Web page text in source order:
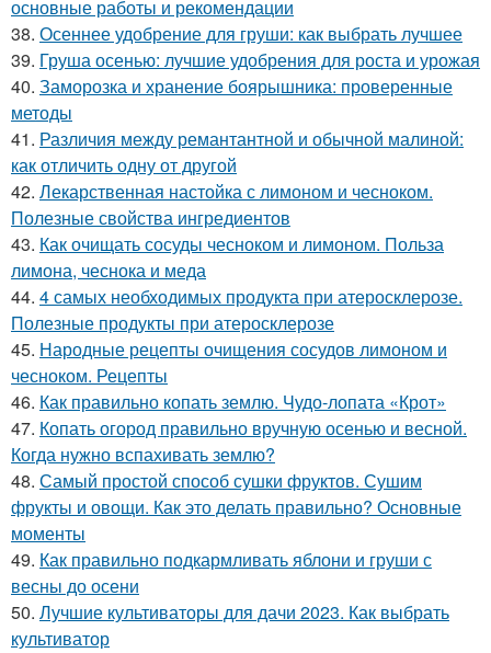
основные работы и рекомендации
38. Осеннее удобрение для груши: как выбрать лучшее
39. Груша осенью: лучшие удобрения для роста и урожая
40. Заморозка и хранение боярышника: проверенные
методы
41. Различия между ремантантной и обычной малиной:
как отличить одну от другой
42. Лекарственная настойка с лимоном и чесноком.
Полезные свойства ингредиентов
43. Как очищать сосуды чесноком и лимоном. Польза
лимона, чеснока и меда
44. 4 самых необходимых продукта при атеросклерозе.
Полезные продукты при атеросклерозе
45. Народные рецепты очищения сосудов лимоном и
чесноком. Рецепты
46. Как правильно копать землю. Чудо-лопата «Крот»
47. Копать огород правильно вручную осенью и весной.
Когда нужно вспахивать землю?
48. Самый простой способ сушки фруктов. Сушим
фрукты и овощи. Как это делать правильно? Основные
моменты
49. Как правильно подкармливать яблони и груши с
весны до осени
50. Лучшие культиваторы для дачи 2023. Как выбрать
культиватор